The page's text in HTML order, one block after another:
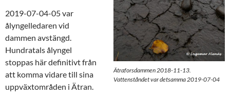
Ätraforsdammen 2018-11-13.
Vattenståndet var detsamma 2019-07-04
2019-07-04-05 var
ålyngelledaren vid
dammen avstängd.
Hundratals ålyngel
stoppas här definitivt från
att komma vidare till sina
uppväxtområden i Ätran.